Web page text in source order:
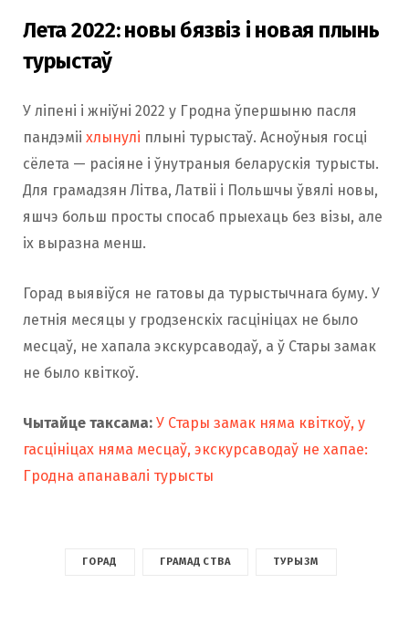
Лета 2022: новы бязвіз і новая плынь
турыстаў
У ліпені і жніўні 2022 у Гродна ўпершыню пасля
пандэміі хлынулі плыні турыстаў. Асноўныя госці
сёлета — расіяне і ўнутраныя беларускія турысты.
Для грамадзян Літва, Латвіі і Польшчы ўвялі новы,
яшчэ больш просты спосаб прыехаць без візы, але
іх выразна менш.
Горад выявіўся не гатовы да турыстычнага буму. У
летнія месяцы у гродзенскіх гасцініцах не было
месцаў, не хапала экскурсаводаў, а ў Стары замак
не было квіткоў.
Чытайце таксама: У Стары замак няма квіткоў, у
гасцініцах няма месцаў, экскурсаводаў не хапае:
Гродна апанавалі турысты
ГОРАД ГРАМАДСТВА ТУРЫЗМ